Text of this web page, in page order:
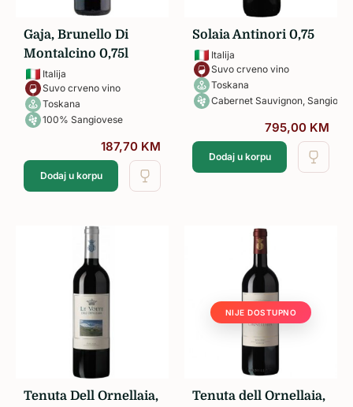
Gaja, Brunello Di
Montalcino 0,75l
Italija
Suvo crveno vino
Toskana
100% Sangiovese
187,70 KM
Dodaj u korpu
Solaia Antinori 0,75
Italija
Suvo crveno vino
Toskana
Cabernet Sauvignon,
795,00 KM
Dodaj u korpu
Tenuta Dell Ornellaia,
NIJE DOSTUPNO
Tenuta dell Ornellaia,